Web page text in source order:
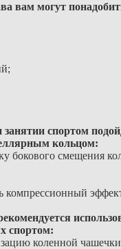
вам могут
спортом
кольцом:
бокового смещения
компрессионный
спортом:
коленной